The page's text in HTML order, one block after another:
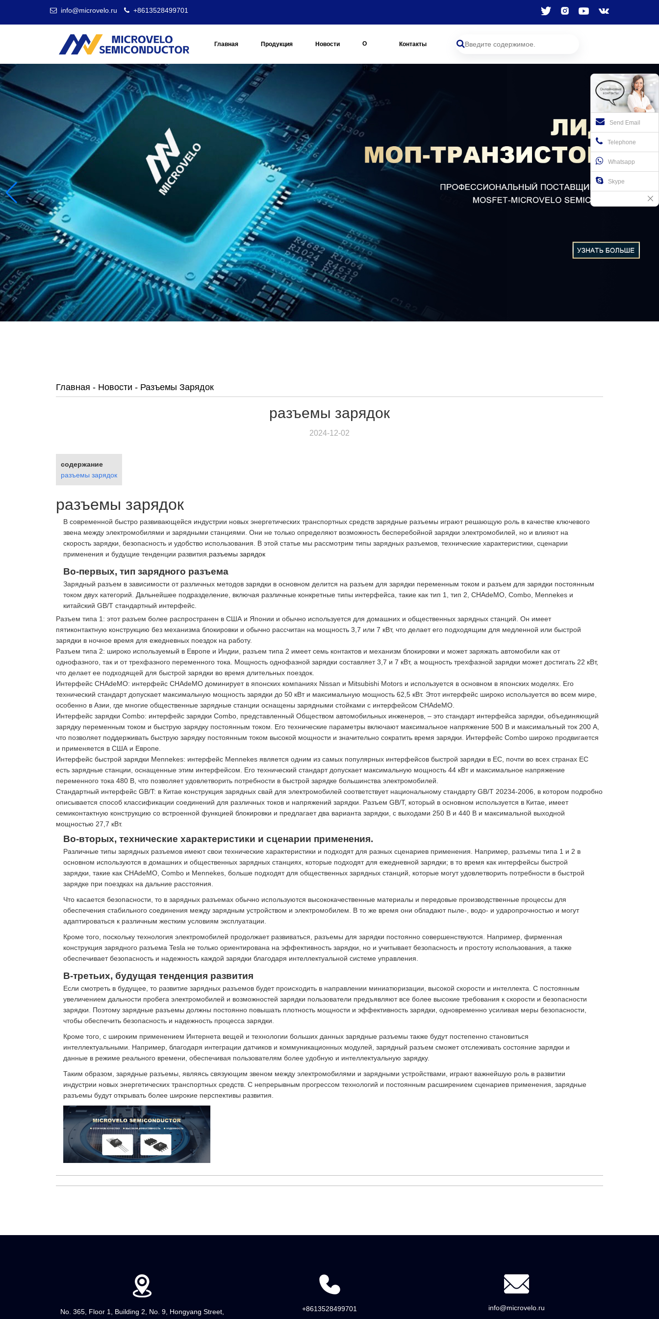
info@microvelo.ru +8613528499701
Главная Продукция Новости О
Нас
Контакты
Главная - Новости - Разъемы Зарядок
разъемы зарядок
2024-12-02
содержание
разъемы зарядок
разъемы зарядок
В современной быстро развивающейся индустрии новых энергетических транспортных средств зарядные разъемы играют решающую роль в качестве ключевого
звена между электромобилями и зарядными станциями. Они не только определяют возможность бесперебойной зарядки электромобилей, но и влияют на
скорость зарядки, безопасность и удобство использования. В этой статье мы рассмотрим типы зарядных разъемов, технические характеристики, сценарии
применения и будущие тенденции развития. разъемы зарядок
Во-первых, тип зарядного разъема
Зарядный разъем в зависимости от различных методов зарядки в основном делится на разъем для зарядки переменным током и разъем для зарядки постоянным
током двух категорий. Дальнейшее подразделение, включая различные конкретные типы интерфейса, такие как тип 1, тип 2, CHAdeMO, Combo, Mennekes и
китайский GB/T стандартный интерфейс.
Разъем типа 1: этот разъем более распространен в США и Японии и обычно используется для домашних и общественных зарядных станций. Он имеет
пятиконтактную конструкцию без механизма блокировки и обычно рассчитан на мощность 3,7 или 7 кВт, что делает его подходящим для медленной или быстрой
зарядки в ночное время для ежедневных поездок на работу.
Разъем типа 2: широко используемый в Европе и Индии, разъем типа 2 имеет семь контактов и механизм блокировки и может заряжать автомобили как от
однофазного, так и от трехфазного переменного тока. Мощность однофазной зарядки составляет 3,7 и 7 кВт, а мощность трехфазной зарядки может достигать 22 кВт,
что делает ее подходящей для быстрой зарядки во время длительных поездок.
Интерфейс CHAdeMO: интерфейс CHAdeMO доминирует в японских компаниях Nissan и Mitsubishi Motors и используется в основном в японских моделях. Его
технический стандарт допускает максимальную мощность зарядки до 50 кВт и максимальную мощность 62,5 кВт. Этот интерфейс широко используется во всем мире,
особенно в Азии, где многие общественные зарядные станции оснащены зарядными стойками с интерфейсом CHAdeMO.
Интерфейс зарядки Combo: интерфейс зарядки Combo, представленный Обществом автомобильных инженеров, – это стандарт интерфейса зарядки, объединяющий
зарядку переменным током и быструю зарядку постоянным током. Его технические параметры включают максимальное напряжение 500 В и максимальный ток 200 А,
что позволяет поддерживать быструю зарядку постоянным током высокой мощности и значительно сократить время зарядки. Интерфейс Combo широко продвигается
и применяется в США и Европе.
Интерфейс быстрой зарядки Mennekes: интерфейс Mennekes является одним из самых популярных интерфейсов быстрой зарядки в ЕС, почти во всех странах ЕС
есть зарядные станции, оснащенные этим интерфейсом. Его технический стандарт допускает максимальную мощность 44 кВт и максимальное напряжение
переменного тока 480 В, что позволяет удовлетворить потребности в быстрой зарядке большинства электромобилей.
Стандартный интерфейс GB/T: в Китае конструкция зарядных свай для электромобилей соответствует национальному стандарту GB/T 20234-2006, в котором подробно
описывается способ классификации соединений для различных токов и напряжений зарядки. Разъем GB/T, который в основном используется в Китае, имеет
семиконтактную конструкцию со встроенной функцией блокировки и предлагает два варианта зарядки, с выходами 250 В и 440 В и максимальной выходной
мощностью 27,7 кВт.
Во-вторых, технические характеристики и сценарии применения.
Различные типы зарядных разъемов имеют свои технические характеристики и подходят для разных сценариев применения. Например, разъемы типа 1 и 2 в
основном используются в домашних и общественных зарядных станциях, которые подходят для ежедневной зарядки; в то время как интерфейсы быстрой
зарядки, такие как CHAdeMO, Combo и Mennekes, больше подходят для общественных зарядных станций, которые могут удовлетворить потребности в быстрой
зарядке при поездках на дальние расстояния.
Что касается безопасности, то в зарядных разъемах обычно используются высококачественные материалы и передовые производственные процессы для
обеспечения стабильного соединения между зарядным устройством и электромобилем. В то же время они обладают пыле-, водо- и ударопрочностью и могут
адаптироваться к различным жестким условиям эксплуатации.
Кроме того, поскольку технология электромобилей продолжает развиваться, разъемы для зарядки постоянно совершенствуются. Например, фирменная
конструкция зарядного разъема Tesla не только ориентирована на эффективность зарядки, но и учитывает безопасность и простоту использования, а также
обеспечивает безопасность и надежность каждой зарядки благодаря интеллектуальной системе управления.
В-третьих, будущая тенденция развития
Если смотреть в будущее, то развитие зарядных разъемов будет происходить в направлении миниатюризации, высокой скорости и интеллекта. С постоянным
увеличением дальности пробега электромобилей и возможностей зарядки пользователи предъявляют все более высокие требования к скорости и безопасности
зарядки. Поэтому зарядные разъемы должны постоянно повышать плотность мощности и эффективность зарядки, одновременно усиливая меры безопасности,
чтобы обеспечить безопасность и надежность процесса зарядки.
Кроме того, с широким применением Интернета вещей и технологии больших данных зарядные разъемы также будут постепенно становиться
интеллектуальными. Например, благодаря интеграции датчиков и коммуникационных модулей, зарядный разъем сможет отслеживать состояние зарядки и
данные в режиме реального времени, обеспечивая пользователям более удобную и интеллектуальную зарядку.
Таким образом, зарядные разъемы, являясь связующим звеном между электромобилями и зарядными устройствами, играют важнейшую роль в развитии
индустрии новых энергетических транспортных средств. С непрерывным прогрессом технологий и постоянным расширением сценариев применения, зарядные
разъемы будут открывать более широкие перспективы развития.
No. 365, Floor 1, Building 2, No. 9, Hongyang Street,
+8613528499701 info@microvelo.ru
Send Email
Telephone
Whatsapp
Skype